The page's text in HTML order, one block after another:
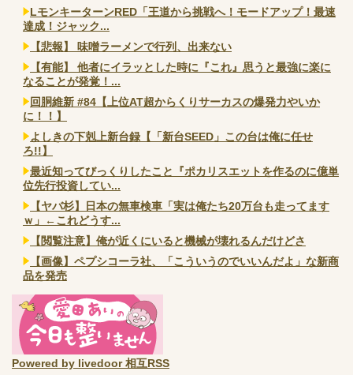
LモンキーターンRED「王道から挑戦へ！モードアップ！最速
達成！ジャック...
【悲報】 味噌ラーメンで行列、出来ない
【有能】 他者にイラッとした時に『これ』思うと最強に楽に
なることが発覚！...
回胴維新 #84【上位AT超からくりサーカスの爆発力やいか
に！！】
よしきの下剋上新台録【「新台SEED」この台は俺に任せ
ろ!!】
最近知ってびっくりしたこと『ポカリスエットを作るのに億単
位先行投資してい...
【ヤバ杉】日本の無車検車「実は俺たち20万台も走ってます
ｗ」←これどうす...
【閲覧注意】俺が近くにいると機械が壊れるんだけどさ
【画像】ペプシコーラ社、「こういうのでいいんだよ」な新商
品を発売
Powered by livedoor 相互RSS